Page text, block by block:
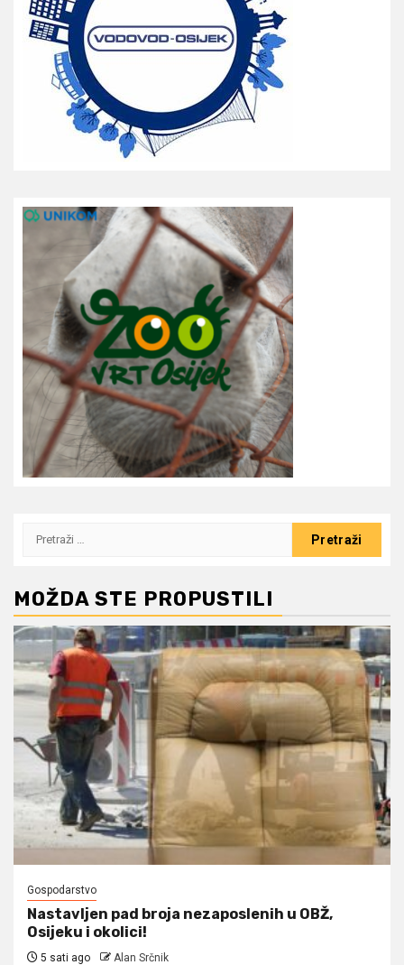
Pretraži:
MOŽDA STE PROPUSTILI
Gospodarstvo
Nastavljen pad broja nezaposlenih u OBŽ,
Osijeku i okolici!
5 sati ago Alan Srčnik